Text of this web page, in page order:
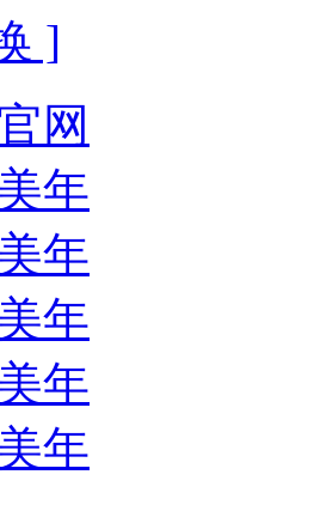
]
网
年
年
年
年
年